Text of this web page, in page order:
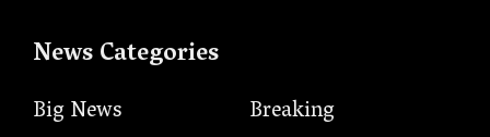
News Categories
Big News
Breaking